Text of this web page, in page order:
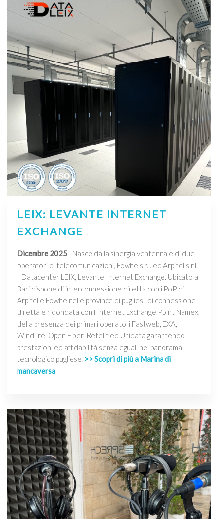
LEIX: LEVANTE INTERNET
EXCHANGE
Dicembre 2025- Nasce dalla sinergia ventennale di due
operatori di telecomunicazioni, Fowhe s.r.l. ed Arpitel s.r.l,
il Datacenter LEIX, Levante Internet Exchange. Ubicato a
Bari dispone di interconnessione diretta con i PoP di
Arpitel e Fowhe nelle province di pugliesi, di connessione
diretta e ridondata con l'Internet Exchange Point Namex,
della presenza dei primari operatori Fastweb, EXA,
WindTre, Open Fiber, Retelit ed Unidata garantendo
prestazioni ed affidabilità senza eguali nel panorama
tecnologico pugliese! >> Scopri di più a Marina di
mancaversa